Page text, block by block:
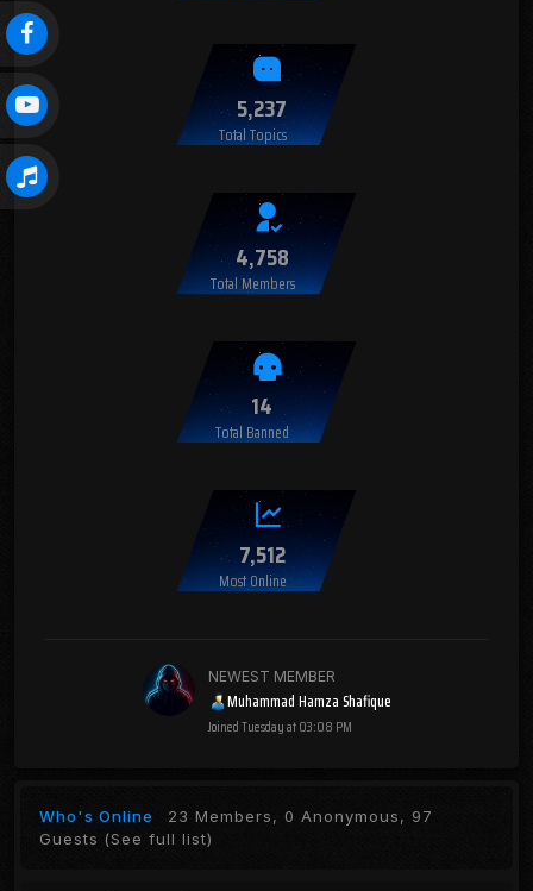
5,237
Total Topics
4,758
Total Members
14
Total Banned
7,512
Most Online
NEWEST MEMBER
Muhammad Hamza Shafique
JoinedTuesday at 03:08 PM
Who's Online 23 Members, 0 Anonymous, 97
Guests (See full list)